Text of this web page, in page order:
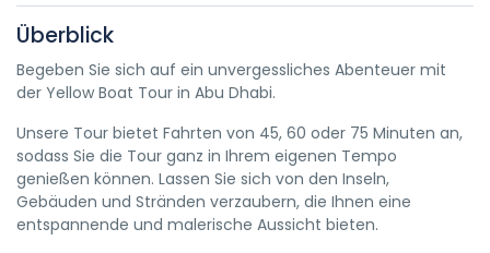
Überblick
Begeben Sie sich auf ein unvergessliches Abenteuer mit
der Yellow Boat Tour in Abu Dhabi.
Unsere Tour bietet Fahrten von 45, 60 oder 75 Minuten an,
sodass Sie die Tour ganz in Ihrem eigenen Tempo
genießen können. Lassen Sie sich von den Inseln,
Gebäuden und Stränden verzaubern, die Ihnen eine
entspannende und malerische Aussicht bieten.